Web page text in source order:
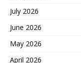
July 2026
June 2026
May 2026
April 2026